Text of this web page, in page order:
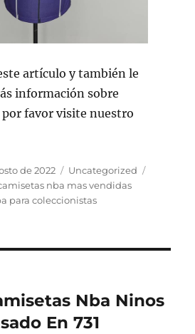
artículo y también le
información sobre
por favor visite nuestro
de 2022 Categorías
Uncategorized
nba mas vendidas
para coleccionistas
Nba Ninos
En 731